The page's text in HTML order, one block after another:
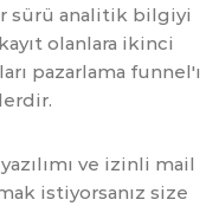
sürü analitik bilgiyi
olanlara ikinci
pazarlama funnel'ı
ve izinli mail
istiyorsanız size